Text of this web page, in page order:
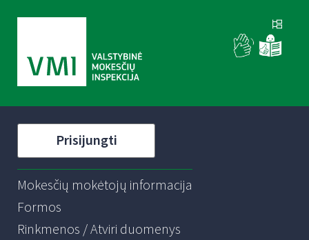
Prisijungti
Mokesčių mokėtojų informacija
Formos
Rinkmenos / Atviri duomenys